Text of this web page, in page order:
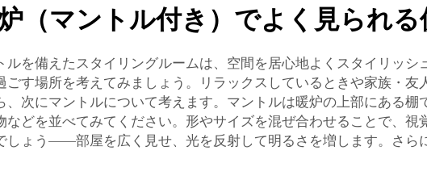
（マントル付き）でよく見られる
を備えたスタイリングルームは、空間を居心地よくスタイリッ
ごす場所を考えてみましょう。リラックスしているときや家族・
、次にマントルについて考えます。マントルは暖炉の上部にある
などを並べてみてください。形やサイズを混ぜ合わせることで、
しょう——部屋を広く見せ、光を反射して明るさを増します。さら